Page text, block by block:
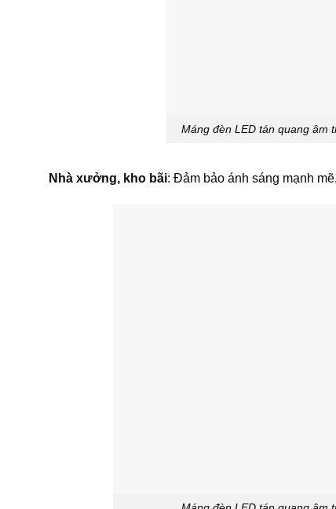
Máng đèn LED tán quang âm
Nhà xưởng, kho bãi: Đảm bảo ánh sáng mạnh